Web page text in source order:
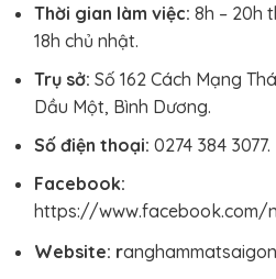
Thời gian làm việc: 8h – 20h
18h chủ nhật.
Trụ sở: Số 162 Cách Mạng
Dầu Một, Bình Dương.
Số điện thoại: 0274 384 3077.
Facebook:
https://www.facebook.com/
Website: r